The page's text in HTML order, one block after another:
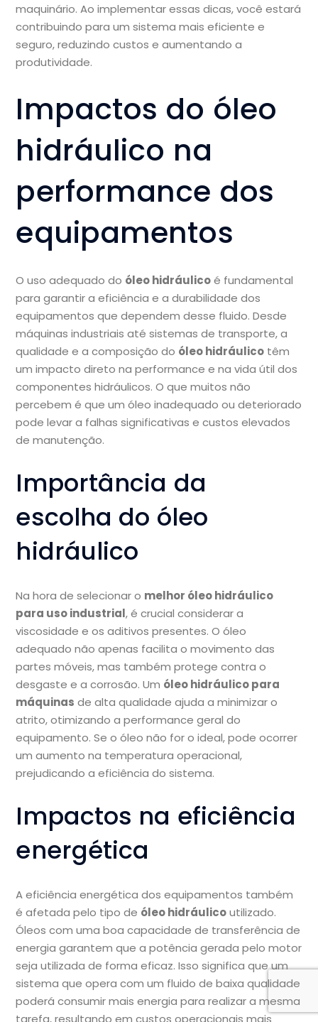
maquinário. Ao implementar essas dicas, você estará
contribuindo para um sistema mais eficiente e
seguro, reduzindo custos e aumentando a
produtividade.
Impactos do óleo
hidráulico na
performance dos
equipamentos
O uso adequado do óleo hidráulicoé fundamental
para garantir a eficiência e a durabilidade dos
equipamentos que dependem desse fluido. Desde
máquinas industriais até sistemas de transporte, a
qualidade e a composição do óleo hidráulico têm
um impacto direto na performance e na vida útil dos
componentes hidráulicos. O que muitos não
percebem é que um óleo inadequado ou deteriorado
pode levar a falhas significativas e custos elevados
de manutenção.
Importância da
escolha do óleo
hidráulico
Na hora de selecionar o melhor óleo hidráulico
para uso industrial, é crucial considerar a
viscosidade e os aditivos presentes. O óleo
adequado não apenas facilita o movimento das
partes móveis, mas também protege contra o
desgaste e a corrosão. Um óleo hidráulico para
máquinas de alta qualidade ajuda a minimizar o
atrito, otimizando a performance geral do
equipamento. Se o óleo não for o ideal, pode ocorrer
um aumento na temperatura operacional,
prejudicando a eficiência do sistema.
Impactos na eficiência
energética
A eficiência energética dos equipamentos também
é afetada pelo tipo de óleo hidráulicoutilizado.
Óleos com uma boa capacidade de transferência de
energia garantem que a potência gerada pelo motor
seja utilizada de forma eficaz. Isso significa que um
sistema que opera com um fluido de baixa qualidade
poderá consumir mais energia para realizar a mesma
tarefa, resultando em custos operacionais mais